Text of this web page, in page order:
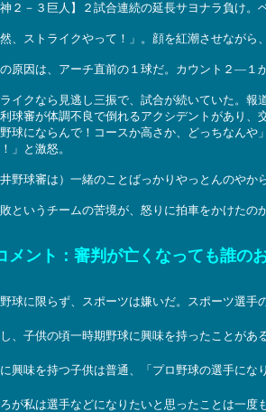
神２－３巨人】２試合連続の延長サヨナラ負け。
然、ストライクやって！」。顔を紅潮させなが
原因は、アーチ直前の１球だ。カウント２―１
イクなら見逃し三振で、試合が続いていた。報
球審が体調不良で倒れるアクシデントがあり
球にならんで！コースか高さか、どっちなん
」と激怒。
井野球審は）一緒のことばっかりやっとんのや
敗というチームの苦境が、怒りに拍車をかけた
ント：審判が亡くなっても誰の
球に限らず、スポーツは嫌いだ。スポーツ選手
、子供の頃一時期野球に興味を持ったことがある
興味を持つ子供は普通、「プロ野球の選手にな
が私は選手などになりたいと思ったことは一度